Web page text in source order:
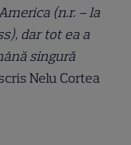
(n.r. – la
dar tot ea a
singură
Nelu Cortea